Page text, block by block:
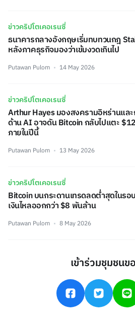
ข่าวคริปโตเคอเรนซี่
ธนาคารกลางอังกฤษเริ่มทบทวนกฎ
หลังภาคธุรกิจมองว่าเข้มงวดเกินไป
Putawan Pulom 14 May 2026
ข่าวคริปโตเคอเรนซี่
Arthur Hayes มองสงครามอิหร่านแล
ด้าน AI อาจดัน Bitcoin กลับไปแตะ
ภายในปีนี้
Putawan Pulom 13 May 2026
ข่าวคริปโตเคอเรนซี่
Bitcoin บนกระดานเทรดลดต่ำสุดในรอ
เงินไหลออกกว่า $8 พันล้าน
Putawan Pulom 8 May 2026
เข้าร่วมชุมชนข